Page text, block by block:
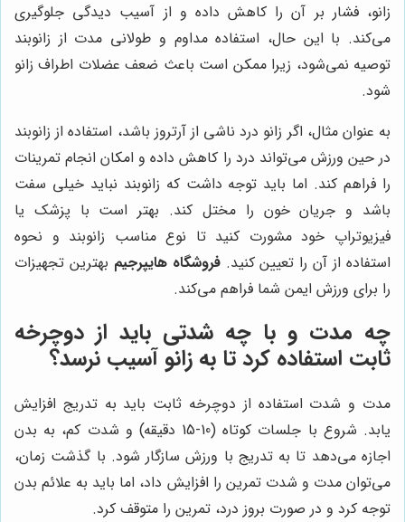
زانو، فشار بر آن را کاهش داده و از آسیب دیدگی جلوگیری
می‌کند. با این حال، استفاده مداوم و طولانی مدت از زانوبند
توصیه نمی‌شود، زیرا ممکن است باعث ضعف عضلات اطراف زانو
شود.
به عنوان مثال، اگر زانو درد ناشی از آرتروز باشد، استفاده از زانوبند
در حین ورزش می‌تواند درد را کاهش داده و امکان انجام تمرینات
را فراهم کند. اما باید توجه داشت که زانوبند نباید خیلی سفت
باشد و جریان خون را مختل کند. بهتر است با پزشک یا
فیزیوتراپ خود مشورت کنید تا نوع مناسب زانوبند و نحوه
استفاده از آن را تعیین کنید.فروشگاه هایپرجیم بهترین تجهیزات
را برای ورزش ایمن شما فراهم می‌کند.
چه مدت و با چه شدتی باید از دوچرخه
ثابت استفاده کرد تا به زانو آسیب نرسد؟
مدت و شدت استفاده از دوچرخه ثابت باید به تدریج افزایش
یابد. شروع با جلسات کوتاه (10-15 دقیقه) و شدت کم، به بدن
اجازه می‌دهد تا به تدریج با ورزش سازگار شود. با گذشت زمان،
می‌توان مدت و شدت تمرین را افزایش داد، اما باید به علائم بدن
توجه کرد و در صورت بروز درد، تمرین را متوقف کرد.